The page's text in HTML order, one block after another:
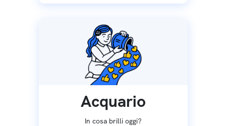
Acquario
In cosa brilli oggi?